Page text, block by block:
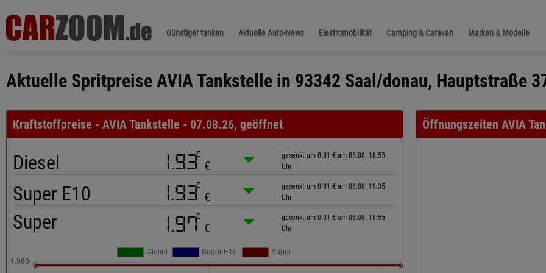
Günstiger tanken Aktuelle Auto-News Elektromobilität Camping & Caravan Marken & Modelle
Aktuelle Spritpreise AVIA Tankstelle in 93342 Saal/donau, Hauptstraße
Kraftstoffpreise - AVIA Tankstelle - 07.08.26, geöffnet
Diesel 1.939
€
gesenkt um 0.01 € am 06.08. 18:55
Uhr
Super E10 1.939
€
gesenkt um 0.01 € am 06.08. 19:35
Uhr
Super 1.979
€
gesenkt um 0.01 € am 06.08. 18:55
Uhr
Öffnungszeiten AVIA